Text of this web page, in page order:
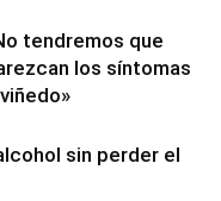
tendremos que
los síntomas
sin perder el